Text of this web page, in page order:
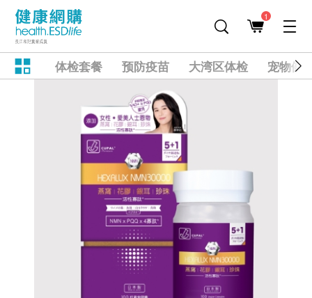
1
体检套餐 预防疫苗 大湾区体检 宠物健